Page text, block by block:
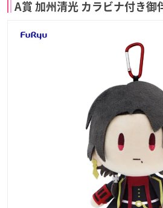
A賞 加州清光 カラビナ付き御